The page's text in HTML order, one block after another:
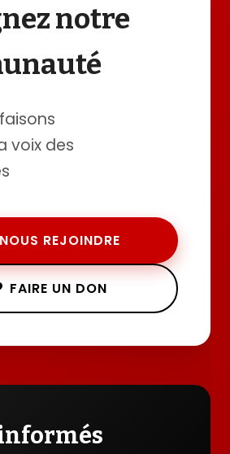
notre
voix des
NOUS REJOINDRE
FAIRE UN DON